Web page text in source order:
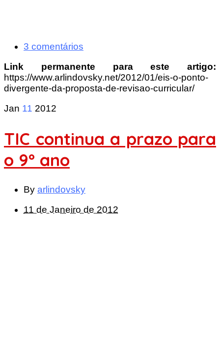
3 comentários
Link permanente para este artigo:
https://www.arlindovsky.net/2012/01/eis-o-ponto-
divergente-da-proposta-de-revisao-curricular/
Jan 11 2012
TIC continua a prazo para
o 9º ano
By arlindovsky
11 de Janeiro de 2012